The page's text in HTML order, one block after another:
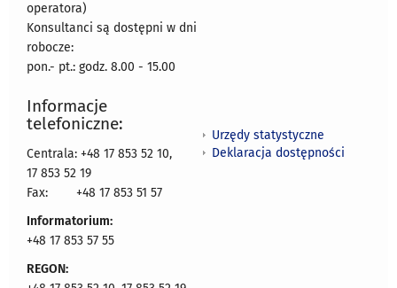
operatora)
Konsultanci są dostępni w dni
robocze:
pon.- pt.: godz. 8.00 - 15.00
Informacje
telefoniczne:
Centrala: +48 17 853 52 10,
17 853 52 19
Fax:
+48 17 853 51 57
Informatorium:
+48 17 853 57 55
REGON:
Urzędy statystyczne
Deklaracja dostępności